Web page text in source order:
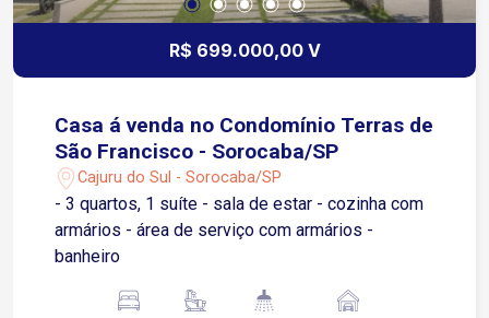
R$ 699.000,00 V
Casa á venda no Condomínio Terras de
São Francisco - Sorocaba/SP
Cajuru do Sul - Sorocaba/SP
- 3 quartos, 1 suíte - sala de estar - cozinha com
armários - área de serviço com armários -
banheiro